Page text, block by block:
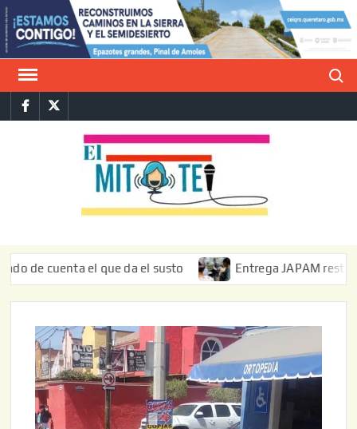
Saltar
al
contenido
FacebookTwitter
el que da el susto Entrega JAPAM restauración